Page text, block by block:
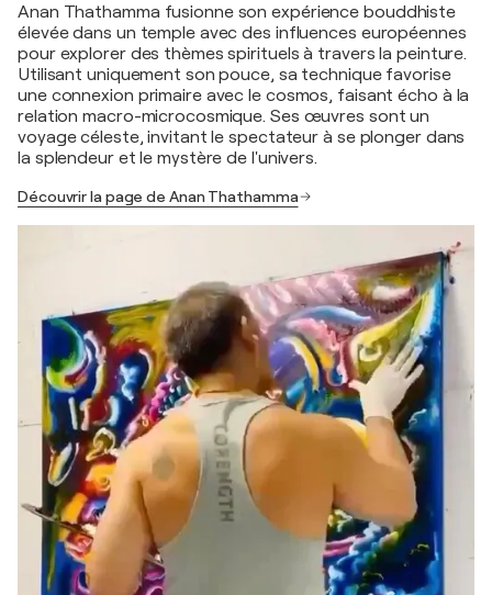
Anan Thathamma fusionne son expérience bouddhiste
élevée dans un temple avec des influences européennes
pour explorer des thèmes spirituels à travers la peinture.
Utilisant uniquement son pouce, sa technique favorise
une connexion primaire avec le cosmos, faisant écho à la
relation macro-microcosmique. Ses œuvres sont un
voyage céleste, invitant le spectateur à se plonger dans
la splendeur et le mystère de l'univers.
Découvrir la page de Anan Thathamma